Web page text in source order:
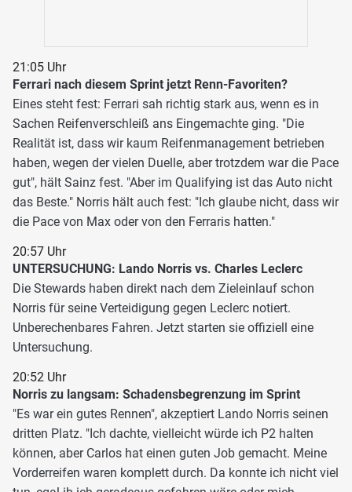
21:05 Uhr
Ferrari nach diesem Sprint jetzt Renn-Favoriten?
Eines steht fest: Ferrari sah richtig stark aus, wenn es in
Sachen Reifenverschleiß ans Eingemachte ging. "Die
Realität ist, dass wir kaum Reifenmanagement betrieben
haben, wegen der vielen Duelle, aber trotzdem war die Pace
gut", hält Sainz fest. "Aber im Qualifying ist das Auto nicht
das Beste." Norris hält auch fest: "Ich glaube nicht, dass wir
die Pace von Max oder von den Ferraris hatten."
20:57 Uhr
UNTERSUCHUNG: Lando Norris vs. Charles Leclerc
Die Stewards haben direkt nach dem Zieleinlauf schon
Norris für seine Verteidigung gegen Leclerc notiert.
Unberechenbares Fahren. Jetzt starten sie offiziell eine
Untersuchung.
20:52 Uhr
Norris zu langsam: Schadensbegrenzung im Sprint
"Es war ein gutes Rennen", akzeptiert Lando Norris seinen
dritten Platz. "Ich dachte, vielleicht würde ich P2 halten
können, aber Carlos hat einen guten Job gemacht. Meine
Vorderreifen waren komplett durch. Da konnte ich nicht viel